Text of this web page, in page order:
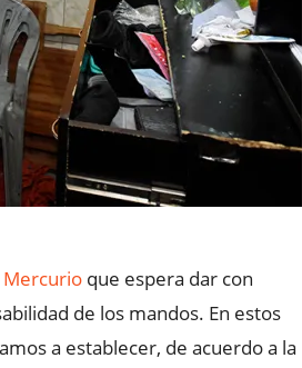
Mercurio que espera dar con
de los mandos. En estos
a establecer, de acuerdo a la